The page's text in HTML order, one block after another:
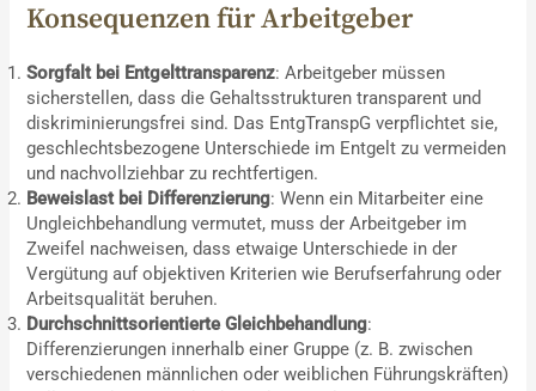
Konsequenzen für Arbeitgeber
Sorgfalt bei Entgelttransparenz: Arbeitgeber müssen
sicherstellen, dass die Gehaltsstrukturen transparent und
diskriminierungsfrei sind. Das EntgTranspG verpflichtet sie,
geschlechtsbezogene Unterschiede im Entgelt zu vermeiden
und nachvollziehbar zu rechtfertigen.
Beweislast bei Differenzierung: Wenn ein Mitarbeiter eine
Ungleichbehandlung vermutet, muss der Arbeitgeber im
Zweifel nachweisen, dass etwaige Unterschiede in der
Vergütung auf objektiven Kriterien wie Berufserfahrung oder
Arbeitsqualität beruhen.
Durchschnittsorientierte Gleichbehandlung:
Differenzierungen innerhalb einer Gruppe (z. B. zwischen
verschiedenen männlichen oder weiblichen Führungskräften)